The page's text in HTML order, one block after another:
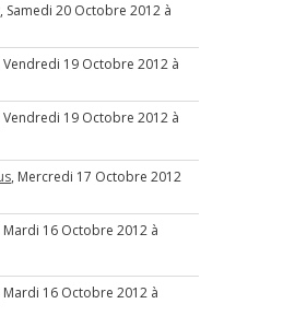
, Samedi 20 Octobre 2012 à
Vendredi 19 Octobre 2012 à
Vendredi 19 Octobre 2012 à
, Mercredi 17 Octobre 2012
Mardi 16 Octobre 2012 à
Mardi 16 Octobre 2012 à